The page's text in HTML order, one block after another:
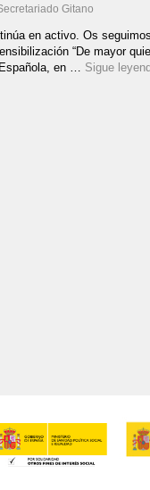
Gitano
en activo. Os
“De mayor
en … Sigue